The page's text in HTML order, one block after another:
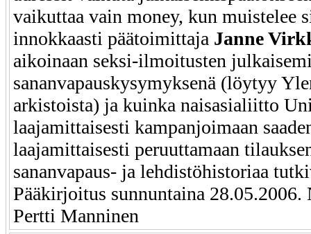
vaikuttaa vain money, kun muistelee
innokkaasti päätoimittaja Janne
aikoinaan seksi-ilmoitusten
sananvapauskysymyksenä (löytyy
arkistoista) ja kuinka naisasialiitto
laajamittaisesti kampanjoimaan
laajamittaisesti peruuttamaan
sananvapaus- ja lehdistöhistoriaa
Pääkirjoitus sunnuntaina 28.05.2006.
Pertti Manninen